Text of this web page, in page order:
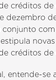
créditos
dezembro
créditos de
entende-se